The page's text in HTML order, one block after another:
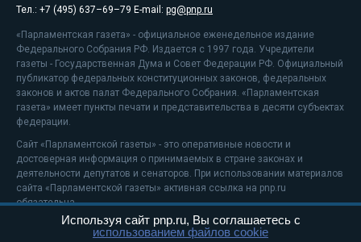
Тел.: +7 (495) 637–69–79 E-mail: pg@pnp.ru
«Парламентская газета» - официальное еженедельное издание
Федерального Собрания РФ. Издается с 1997 года. Учредители
газеты - Государственная Дума и Совет Федерации РФ. Официальный
публикатор федеральных конституционных законов, федеральных
законов и актов палат Федерального Собрания. «Парламентская
газета» имеет пункты печати и представительства в десяти субъектах
федерации.
Сайт «Парламентской газеты» - это оперативные новости и
достоверная информация о принимаемых в стране законах и
деятельности депутатов и сенаторов. При использовании материалов
сайта «Парламентской газеты» активная ссылка на pnp.ru
обязательна.
На информационном ресурсе применяютсярекомендательные
Используя сайт pnp.ru, Вы соглашаетесь с
использованием файлов cookie